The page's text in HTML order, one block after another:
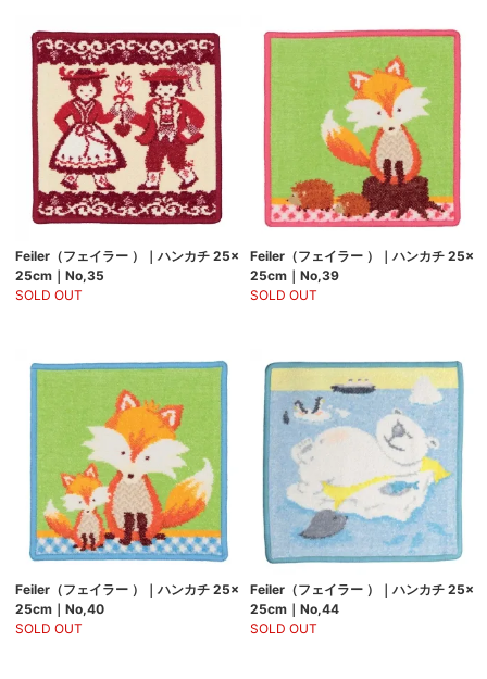
Feiler（フェイラー ）｜ハンカチ 25×
25cm｜No,35
SOLD OUT
Feiler（フェイラー ）｜ハンカチ 25×
25cm｜No,39
SOLD OUT
Feiler（フェイラー ）｜ハンカチ 25×
25cm｜No,40
SOLD OUT
Feiler（フェイラー ）｜ハンカチ 25×
25cm｜No,44
SOLD OUT